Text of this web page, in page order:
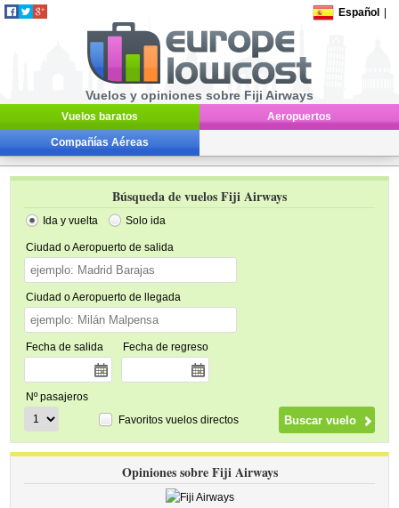
Español
Vuelos y opiniones sobre Fiji Airways
Vuelos baratos Aeropuertos
Compañías Aéreas
Búsqueda de vuelos Fiji Airways
Ida y vuelta Solo ida
Ciudad o Aeropuerto de salida
Ciudad o Aeropuerto de llegada
Fecha de salida Fecha de regreso
Nº pasajeros
Favoritos vuelos directos
Opiniones sobre Fiji Airways